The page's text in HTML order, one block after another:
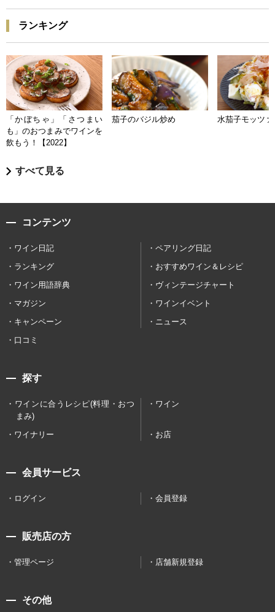
ランキング
「かぼちゃ」「さつまい
も」のおつまみでワインを
飲もう！【2022】
茄子のバジル炒め 水茄子モッツァ
すべて見る
コンテンツ
ワイン日記
ペアリング日記
ランキング
おすすめワイン＆レシピ
ワイン用語辞典
ヴィンテージチャート
マガジン
ワインイベント
キャンペーン
ニュース
口コミ
探す
ワインに合うレシピ(料理・おつ
まみ)
ワイン
ワイナリー お店
会員サービス
ログイン 会員登録
販売店の方
管理ページ 店舗新規登録
その他